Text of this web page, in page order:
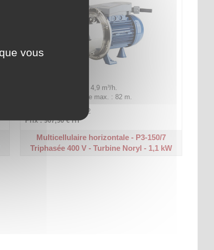
Plage de débit : 0,5 à 4,9 m³/h.
Hauteur manométrique max. : 82 m.
210382
Prix : 907,90 €HT
Multicellulaire horizontale - P3-150/7
Triphasée 400 V - Turbine Noryl - 1,1 kW
vous